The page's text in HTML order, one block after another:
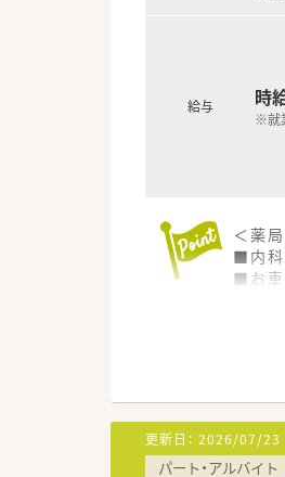
給与 時
※就
＜薬
■内科
■お車
■全
■「
■自社
自社
ため
更新日： 2026/07/23
パート・アルバイト